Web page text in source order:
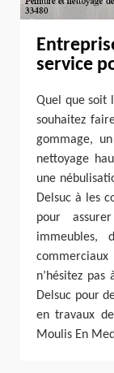
service
Quel que soit
souhaitez
gommage,
nettoyage
une
Delsuc à les
pour
immeubles,
n’hésitez
Delsuc pour
en travaux
Moulis En